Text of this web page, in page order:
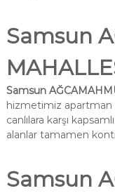
Samsun
Samsun
hizmetimiz apartman
canlılara karşı
alanlar tamamen
Samsun